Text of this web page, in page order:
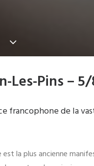
Les-Pins –
francophone de la
la plus ancienne